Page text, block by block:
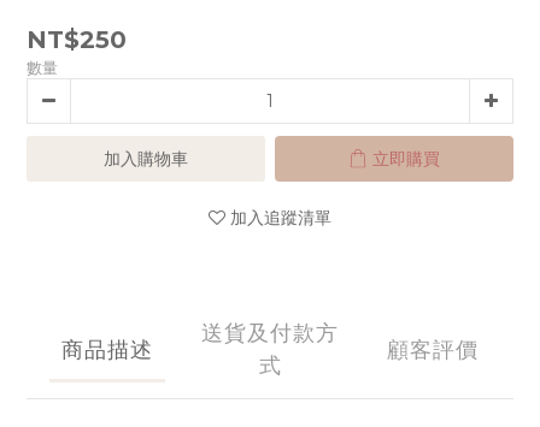
NT$250
數量
加入購物車 立即購買
加入追蹤清單
商品描述
送貨及付款方
式
顧客評價